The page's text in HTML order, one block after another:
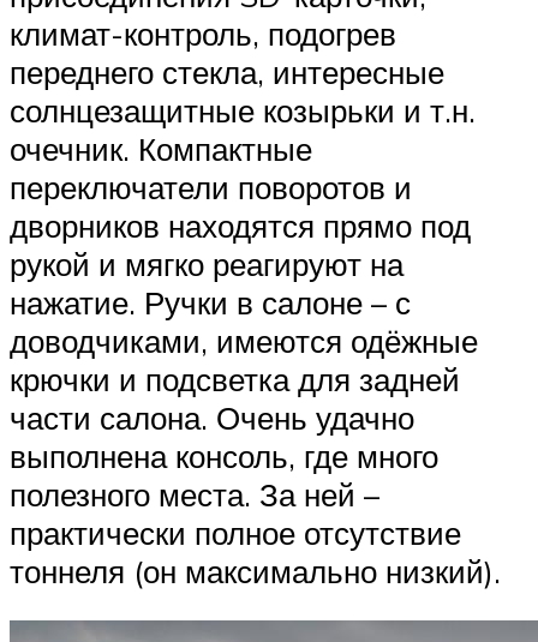
климат-контроль, подогрев
переднего стекла, интересные
солнцезащитные козырьки и т.н.
очечник. Компактные
переключатели поворотов и
дворников находятся прямо под
рукой и мягко реагируют на
нажатие. Ручки в салоне – с
доводчиками, имеются одёжные
крючки и подсветка для задней
части салона. Очень удачно
выполнена консоль, где много
полезного места. За ней –
практически полное отсутствие
тоннеля (он максимально низкий).